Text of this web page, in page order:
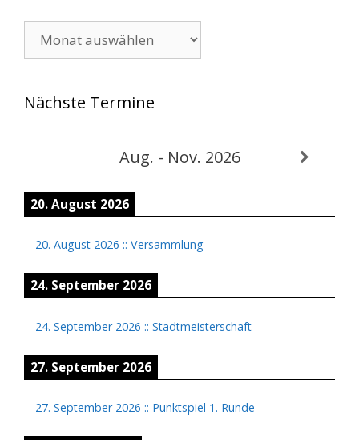
Nächste Termine
Aug. - Nov. 2026
20. August 2026
20. August 2026 :: Versammlung
24. September 2026
24. September 2026 :: Stadtmeisterschaft
27. September 2026
27. September 2026 :: Punktspiel 1. Runde